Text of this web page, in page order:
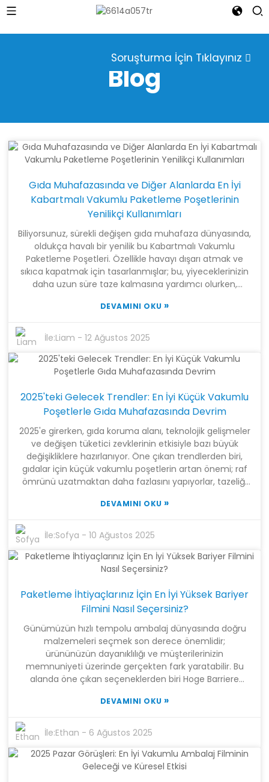
Soruşturma İçin Tıklayınız
Blog
Gıda Muhafazasında ve Diğer Alanlarda En İyi
Kabartmalı Vakumlu Paketleme Poşetlerinin
Yenilikçi Kullanımları
Biliyorsunuz, sürekli değişen gıda muhafaza dünyasında,
oldukça havalı bir yenilik bu Kabartmalı Vakumlu
Paketleme Poşetleri. Özellikle havayı dışarı atmak ve
sıkıca kapatmak için tasarlanmışlar; bu, yiyeceklerinizin
daha uzun süre taze kalmasına yardımcı olurken,
Shanghai Tangke New Materials Technology Co., Ltd.
birleştiren bir ileri teknoloji şirketi olmaktan gurur
duyuyoruz. Ekibimiz üfleme film, kesme ve poşet
yapımında yetenekli, bu sayede sektör standartlarını
karşılayan birinci sınıf Kabartmalı Vakumlu Paketleme
yalnızca yiyecek saklamak için değil, farklı sektörlerde
de kullandıkları yenilikçi yöntemlerden bazılarını
korumada ne kadar çok yönlü ve etkili olduklarını
gerçekten gösteriyor.
DEVAMINI OKU »
İle:Liam -12 Ağustos 2025
2025'teki Gelecek Trendler: En İyi Küçük Vakumlu
Poşetlerle Gıda Muhafazasında Devrim
2025'e girerken, gıda koruma alanı, teknolojik gelişmeler
ve değişen tüketici zevklerinin etkisiyle bazı büyük
değişikliklere hazırlanıyor. Öne çıkan trendlerden biri,
gıdalar için küçük vakumlu poşetlerin artan önemi; raf
ömrünü uzatmaktan daha fazlasını yapıyorlar, tazeliği
zamanlarda yapılan bir sektör brifingi, gıda güvenliğine
desteklenen küresel vakumlu paketleme pazarının 2025
yılına kadar yaklaşık 4,2 milyar dolara ulaşacağını
öngörüyor. Shanghai Tangke New Materials Technology
Co., Ltd. gibi şirketler, pazarın isteklerine gerçekten uyan
yaklaşımlarıyla harmanlayarak bu değişimin tam
merkezinde yer alıyor. Üflemeli film, dilme ve poşet
hem de günlük tüketiciler için yüksek kaliteli vakumlu
paketleme çözümleri sunmak ve gıda korumanın
geleceğini şekillendirmeye yardımcı olmak için iyi bir
konumdalar.
DEVAMINI OKU »
İle:Sofya -10 Ağustos 2025
Paketleme İhtiyaçlarınız İçin En İyi Yüksek Bariyer
Filmini Nasıl Seçersiniz?
Günümüzün hızlı tempolu ambalaj dünyasında doğru
malzemeleri seçmek son derece önemlidir;
ürününüzün dayanıklılığı ve müşterilerinizin
memnuniyeti üzerinde gerçekten fark yaratabilir. Bu
alanda öne çıkan seçeneklerden biri Hoge Barriere
paketlenmiş ürünlerinize zarar vermesini önlemek için
yüksek bariyerli ambalaj filmlerine olan talebin arttığını
ve 2030 yılına kadar her yıl %6'nın üzerinde artmasının
beklendiğini gösteriyor. Bunun büyük ölçüde nedeni,
gıda ve ilaç sektöründeki işletmelerin raf ömrünü
DEVAMINI OKU »
İle:Ethan - 6 Ağustos 2025